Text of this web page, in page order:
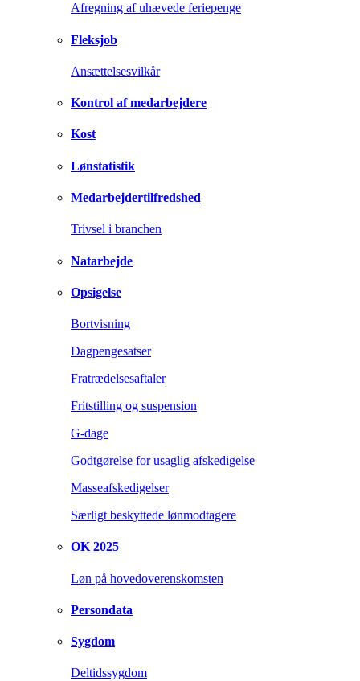
Afregning af uhævede feriepenge
Fleksjob
Ansættelsesvilkår
Kontrol af medarbejdere
Kost
Lønstatistik
Medarbejdertilfredshed
Trivsel i branchen
Natarbejde
Opsigelse
Bortvisning
Dagpengesatser
Fratrædelsesaftaler
Fritstilling og suspension
G-dage
Godtgørelse for usaglig afskedigelse
Masseafskedigelser
Særligt beskyttede lønmodtagere
OK 2025
Løn på hovedoverenskomsten
Persondata
Sygdom
Deltidssygdom